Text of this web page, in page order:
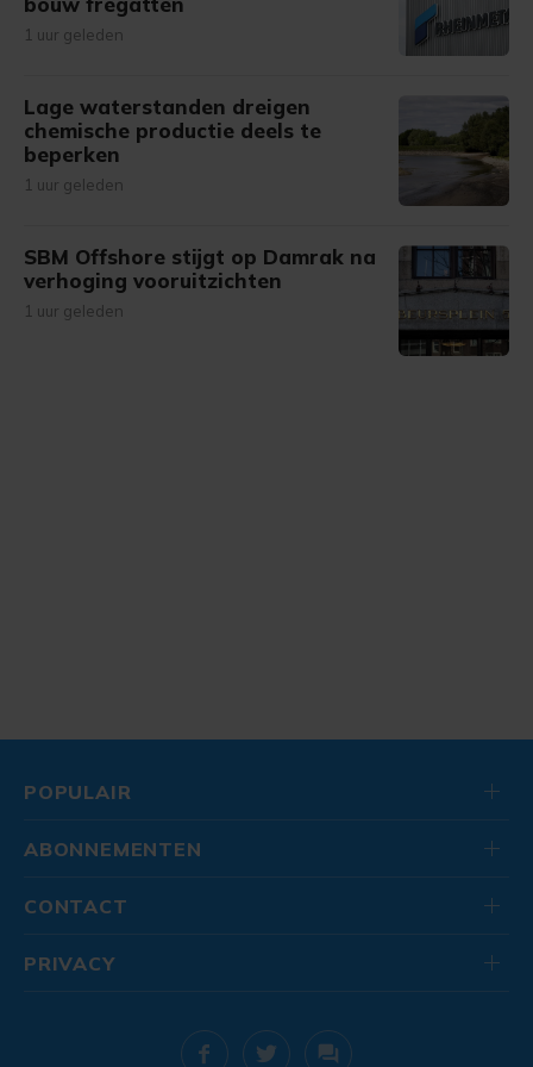
1 uur geleden
Lage waterstanden dreigen
chemische productie deels te
beperken
1 uur geleden
SBM Offshore stijgt op Damrak na
verhoging vooruitzichten
1 uur geleden
POPULAIR
ABONNEMENTEN
CONTACT
PRIVACY